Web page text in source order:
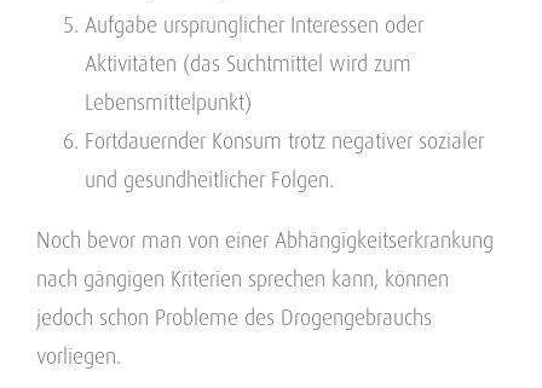
Aufgabe ursprünglicher Interessen oder
Aktivitäten (das Suchtmittel wird zum
Lebensmittelpunkt)
Fortdauernder Konsum trotz negativer sozialer
und gesundheitlicher Folgen.
Noch bevor man von einer Abhängigkeitserkrankung
nach gängigen Kriterien sprechen kann, können
jedoch schon Probleme des Drogengebrauchs
vorliegen.